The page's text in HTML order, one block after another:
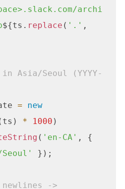
archi
${ts. replace ( '.'
=
new
* 1000 )
( 'en-CA' , {
});